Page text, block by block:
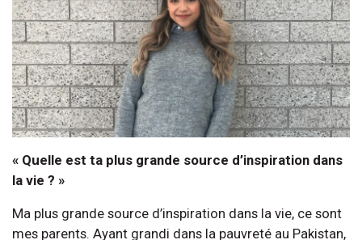
« Quelle est ta plus grande source d’inspiration dans
la vie ? »
Ma plus grande source d’inspiration dans la vie, ce sont
mes parents. Ayant grandi dans la pauvreté au Pakistan,